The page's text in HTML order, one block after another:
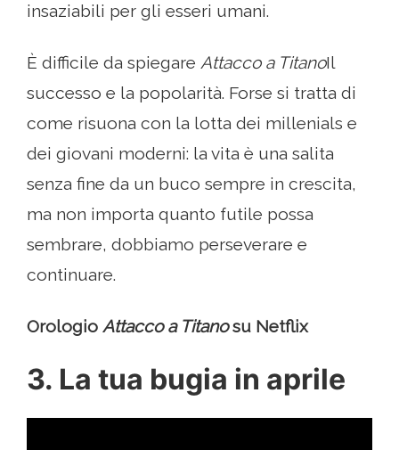
insaziabili per gli esseri umani.
È difficile da spiegare Attacco a TitanoIl
successo e la popolarità. Forse si tratta di
come risuona con la lotta dei millenials e
dei giovani moderni: la vita è una salita
senza fine da un buco sempre in crescita,
ma non importa quanto futile possa
sembrare, dobbiamo perseverare e
continuare.
Orologio Attacco a Titanosu Netflix
3. La tua bugia in aprile